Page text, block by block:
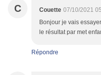
C Couette 07/10/2021
Bonjour je vais
le résultat par met
Répondre